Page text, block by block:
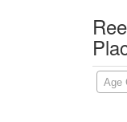
Age